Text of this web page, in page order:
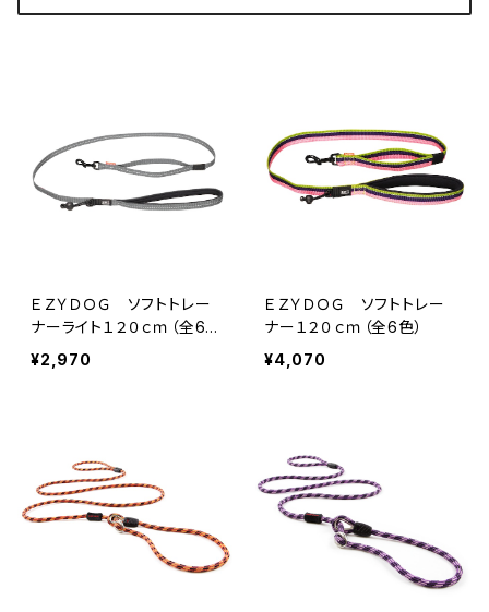
ＥＺＹＤＯＧ ソフトトレー
ナーライト１２０ｃｍ（全6
色）
¥2,970
ＥＺＹＤＯＧ ソフトトレー
ナー１２０ｃｍ（全6色）
¥4,070